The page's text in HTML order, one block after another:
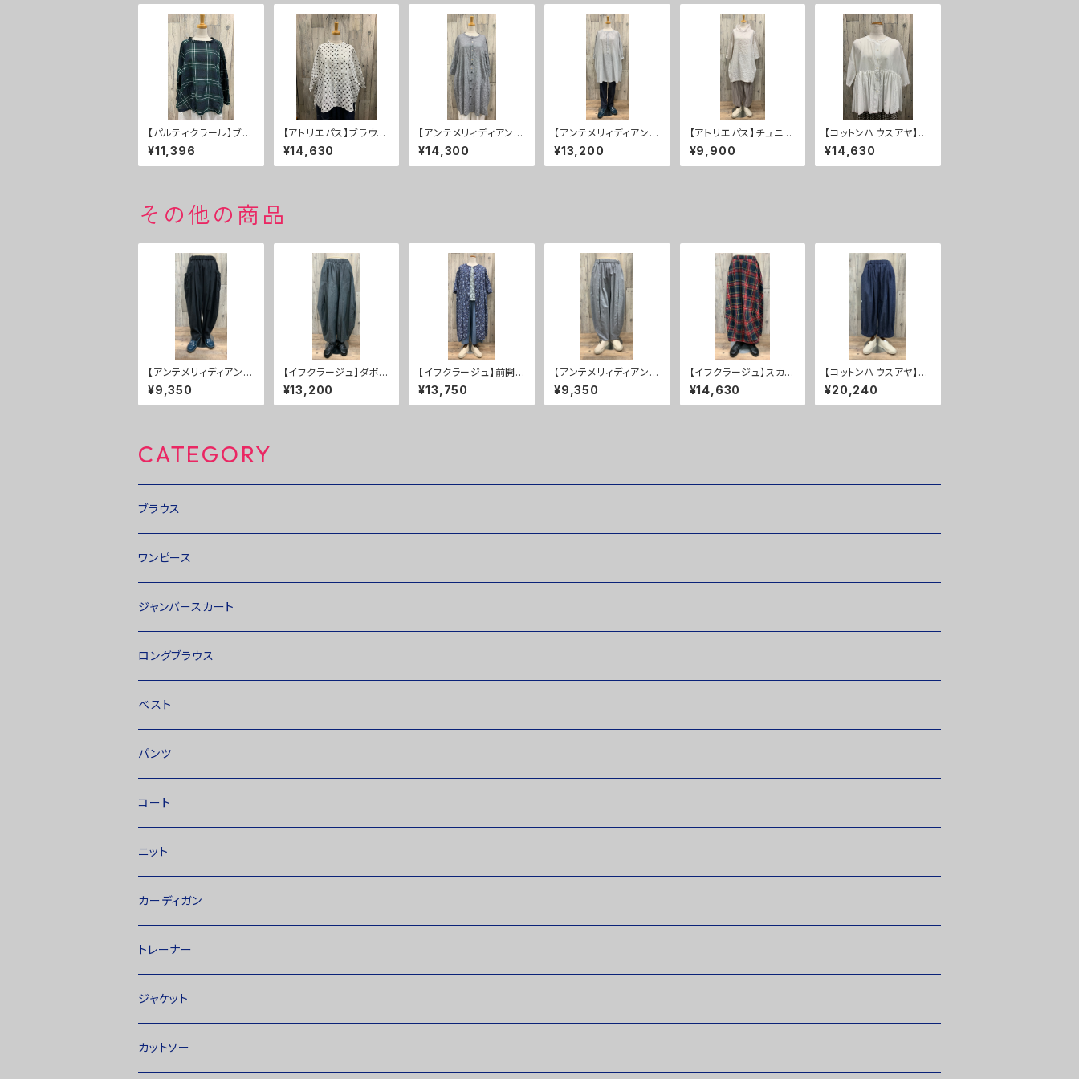
【パルティクラール】ブラ
ウス ２０％ＯＦＦ
¥11,396
【アトリエパス】ブラウ
ス ３０％ＯＦＦ
¥14,630
【アンテメリィディアン】
チュニックブラウス ５
０％ＯＦＦ
¥14,300
【アンテメリィディアン】
ブラウス ５０％ＯＦＦ
¥13,200
【アトリエパス】チュニッ
ク ５０％ＯＦＦ
¥9,900
【コットンハウスアヤ】ブ
ラウス ３０％ＯＦＦ
¥14,630
その他の商品
【アンテメリィディアン】
パンツ ５０％ＯＦＦ
¥9,350
【イフクラージュ】ダボパ
ンツ ５０％ＯＦＦ
¥13,200
【イフクラージュ】前開き
ワンピース ５０％ＯＦ
Ｆ
¥13,750
【アンテメリィディアン】
パンツ ５０％ＯＦＦ
¥9,350
【イフクラージュ】スカー
ト ３０％ＯＦＦ
¥14,630
【コットンハウスアヤ】パ
ンツ ２０％ＯＦＦ
¥20,240
CATEGORY
ブラウス
ワンピース
ジャンバースカート
ロングブラウス
ベスト
パンツ
コート
ニット
カーディガン
トレーナー
ジャケット
カットソー